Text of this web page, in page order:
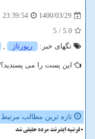
1400/03/29
23:39:54
5.0
/ 5
تگهای خبر:
رپورتاژ ,
این پست را می پسندید؟
تازه ترین مطالب مرتبط
فرضیه اینترنت مرده حقیقی شد